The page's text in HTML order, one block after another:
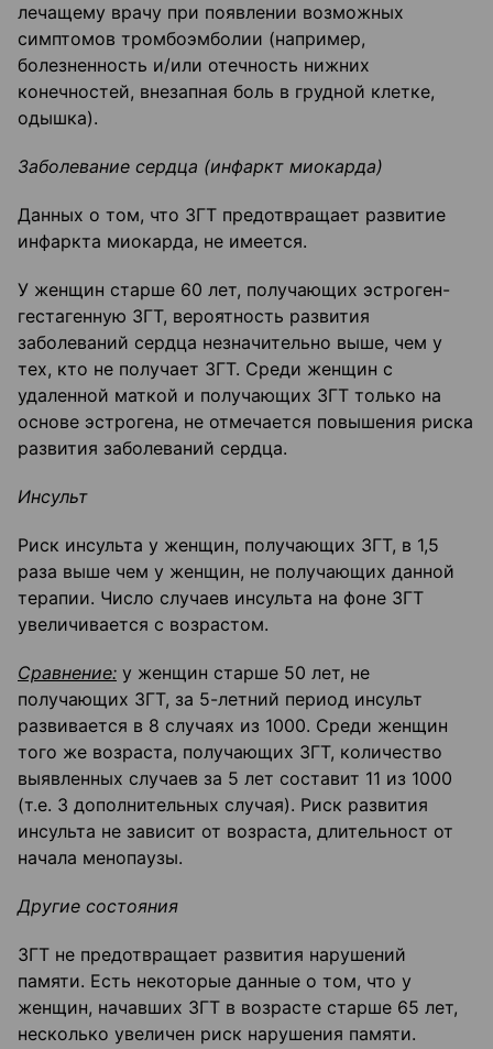
лечащему врачу при появлении возможных
симптомов тромбоэмболии (например,
болезненность и/или отечность нижних
конечностей, внезапная боль в грудной клетке,
одышка).
Заболевание сердца (инфаркт миокарда)
Данных о том, что ЗГТ предотвращает развитие
инфаркта миокарда, не имеется.
У женщин старше 60 лет, получающих эстроген-
гестагенную ЗГТ, вероятность развития
заболеваний сердца незначительно выше, чем у
тех, кто не получает ЗГТ. Среди женщин с
удаленной маткой и получающих ЗГТ только на
основе эстрогена, не отмечается повышения риска
развития заболеваний сердца.
Инсульт
Риск инсульта у женщин, получающих ЗГТ, в 1,5
раза выше чем у женщин, не получающих данной
терапии. Число случаев инсульта на фоне ЗГТ
увеличивается с возрастом.
Сравнение: у женщин старше 50 лет, не
получающих ЗГТ, за 5-летний период инсульт
развивается в 8 случаях из 1000. Среди женщин
того же возраста, получающих ЗГТ, количество
выявленных случаев за 5 лет составит 11 из 1000
(т.е. 3 дополнительных случая). Риск развития
инсульта не зависит от возраста, длительност от
начала менопаузы.
Другие состояния
ЗГТ не предотвращает развития нарушений
памяти. Есть некоторые данные о том, что у
женщин, начавших ЗГТ в возрасте старше 65 лет,
несколько увеличен риск нарушения памяти.